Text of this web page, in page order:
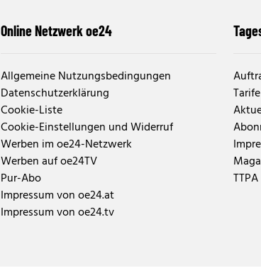
Online Netzwerk oe24
Allgemeine Nutzungsbedingungen
Datenschutzerklärung
Cookie-Liste
Cookie-Einstellungen und Widerruf
Werben im oe24-Netzwerk
Werben auf oe24TV
Pur-Abo
Impressum von oe24.at
Impressum von oe24.tv
TTPA